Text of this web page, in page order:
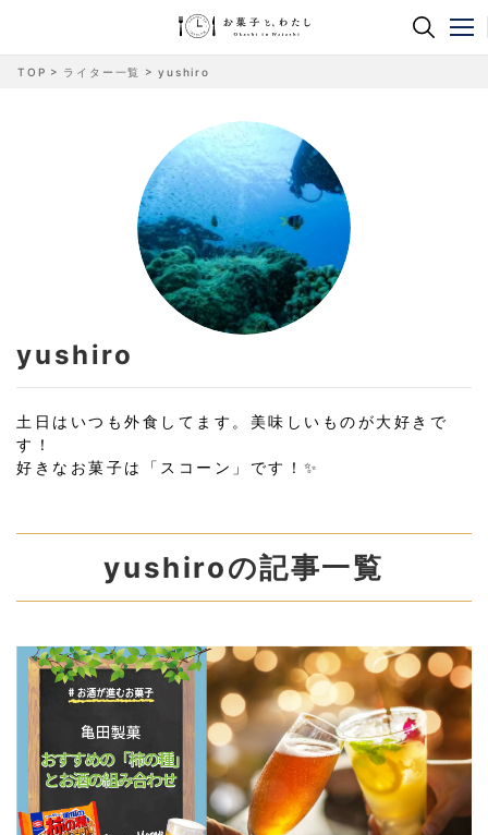
TOP ライター一覧 yushiro
yushiro
土日はいつも外食してます。美味しいものが大好きで
す！
好きなお菓子は「スコーン」です！✨
yushiroの記事一覧